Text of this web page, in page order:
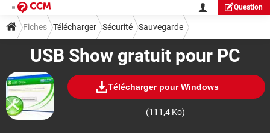
Question
USB Show gratuit pour PC
Télécharger pour Windows
(111,4 Ko)
Fiches Télécharger Sécurité Sauvegarde